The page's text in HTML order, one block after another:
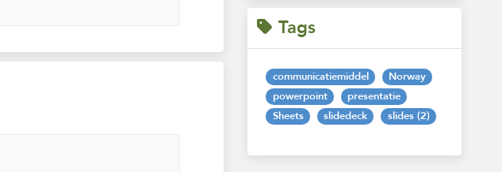
Tags
communicatiemiddel
Norway
powerpoint
presentatie
Sheets
slidedeck slides (2)